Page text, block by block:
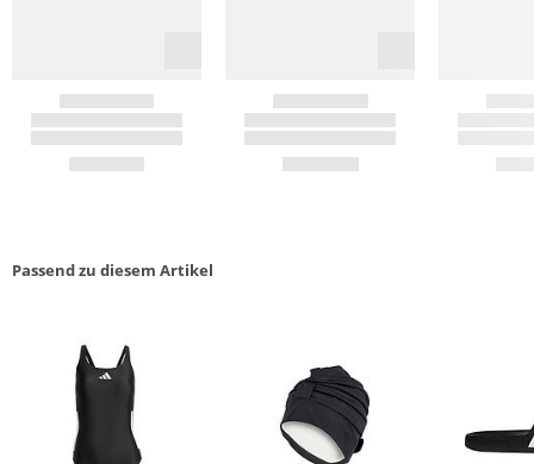
Passend zu diesem Artikel